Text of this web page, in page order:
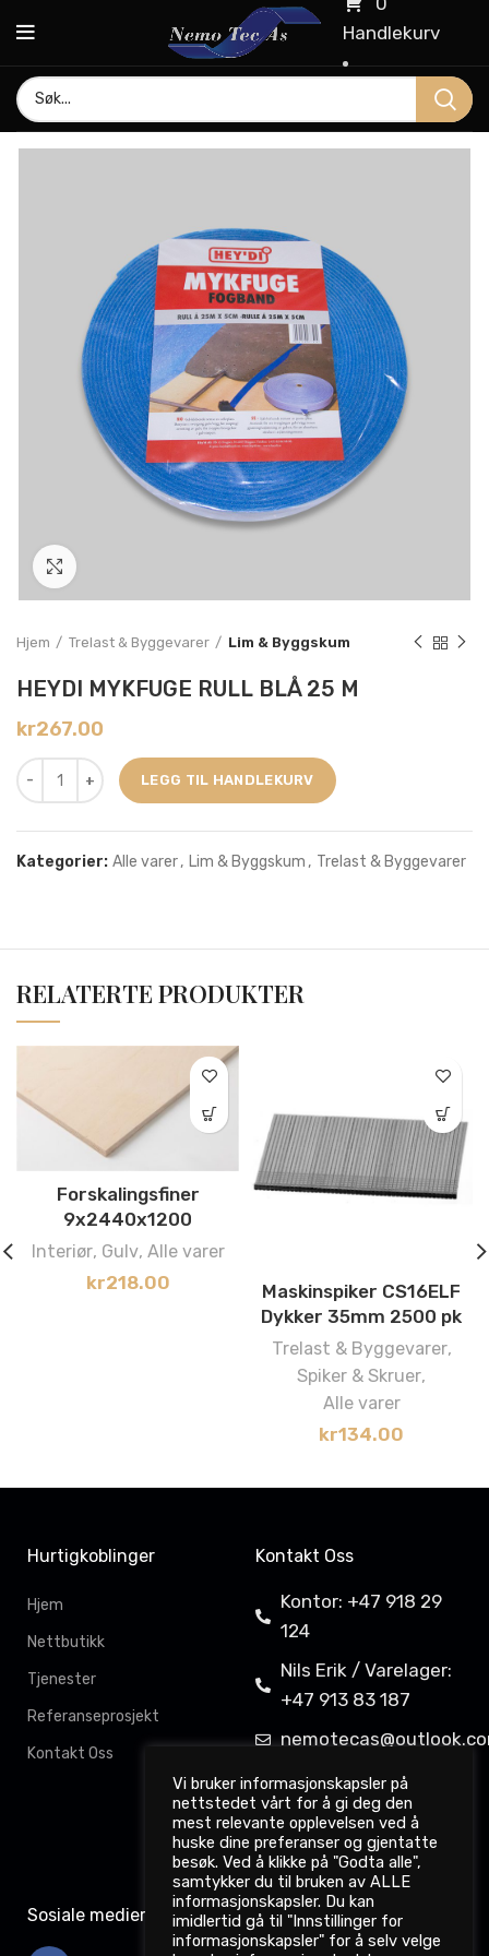
Handlekurv
Hjem Trelast & Byggevarer Lim & Byggskum
HEYDI MYKFUGE RULL BLÅ 25 M
kr267.00
LEGG TIL HANDLEKURV
Kategorier: Alle varer, Lim & Byggskum , Trelast & Byggevarer
RELATERTE PRODUKTER
Forskalingsfiner
9x2440x1200
Interiør, Gulv, Alle varer
kr218.00
Maskinspiker CS16ELF
Dykker 35mm 2500 pk
Trelast & Byggevarer,
Spiker & Skruer,
Alle varer
kr134.00
Hurtigkoblinger
Hjem
Nettbutikk
Tjenester
Referanseprosjekt
Kontakt Oss
Kontakt Oss
Kontor: +47 918 29
124
Nils Erik / Varelager:
+47 913 83 187
Davit Gahkkorluodda
11,
9522 Kautokeino
Sosiale medier
Vi bruker informasjonskapsler på
nettstedet vårt for å gi deg den
mest relevante opplevelsen ved å
huske dine preferanser og gjentatte
besøk. Ved å klikke på "Godta alle",
samtykker du til bruken av ALLE
informasjonskapsler. Du kan
imidlertid gå til "Innstillinger for
informasjonskapsler" for å selv velge